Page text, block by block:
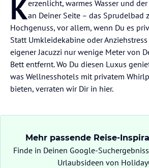
Kerzenlicht, warmes Wasser und
an Deiner Seite – das Sprudelbad
Hochgenuss, vor allem, wenn Du es
Statt Umkleidekabine oder
eigener Jacuzzi nur wenige Meter von
Bett entfernt. Wo Du diesen Luxus
was Wellnesshotels mit privatem
bieten, verraten wir Dir in hier.
Mehr passende Reise-
Finde in Deinen Google-
Urlaubsideen von